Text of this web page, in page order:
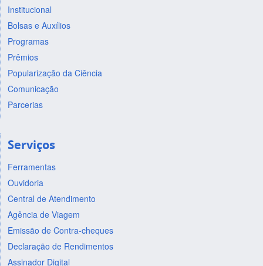
Institucional
Bolsas e Auxílios
Programas
Prêmios
Popularização da Ciência
Comunicação
Parcerias
Serviços
Ferramentas
Ouvidoria
Central de Atendimento
Agência de Viagem
Emissão de Contra-cheques
Declaração de Rendimentos
Assinador Digital